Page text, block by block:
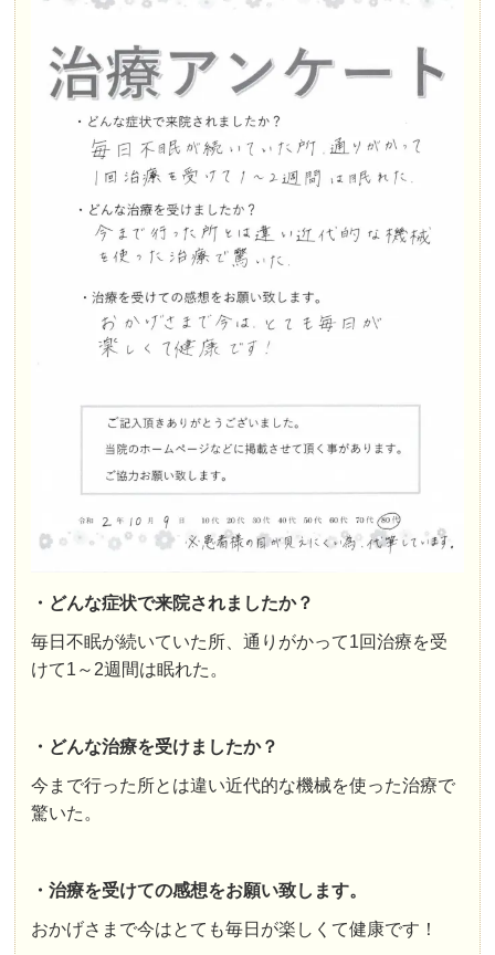
・どんな症状で来院されましたか？
毎日不眠が続いていた所、通りがかって1回治療を受
けて1～2週間は眠れた。
・どんな治療を受けましたか？
今まで行った所とは違い近代的な機械を使った治療で
驚いた。
・治療を受けての感想をお願い致します。
おかげさまで今はとても毎日が楽しくて健康です！